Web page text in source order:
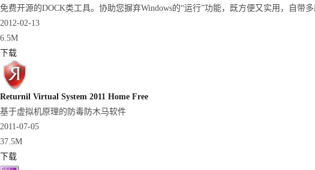
免费开源的DOCK类工具。协助您摒弃Windows的“运行”功能，既方便又实用，自带
2012-02-13
6.5M
下载
Returnil Virtual System 2011 Home Free
基于虚拟机原理的防毒防木马软件
2011-07-05
37.5M
下载